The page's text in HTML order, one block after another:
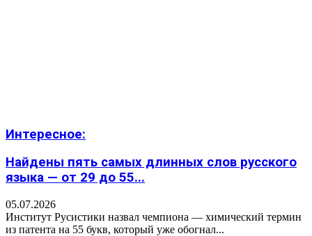
Интересное:
Найдены пять самых длинных слов русского
языка — от 29 до 55...
05.07.2026
Институт Русистики назвал чемпиона — химический термин
из патента на 55 букв, который уже обогнал...